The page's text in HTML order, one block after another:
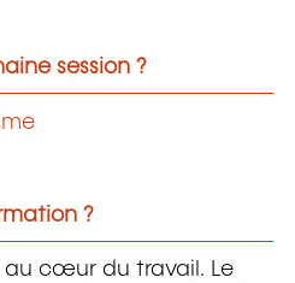
session ?
?
cœur du travail. Le